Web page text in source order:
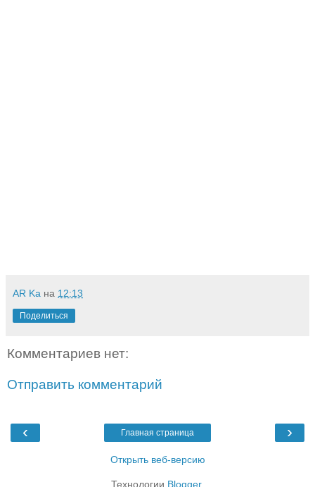
AR Ka на 12:13
Поделиться
Комментариев нет:
Отправить комментарий
‹ ›
Главная страница
Открыть веб-версию
Технологии Blogger.